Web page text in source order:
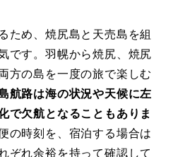
ため、焼尻島と天売島を組
です。羽幌から焼尻、焼尻
方の島を一度の旅で楽しむ
航路は海の状況や天候に左
で欠航となることもありま
の時刻を、宿泊する場合は
ぞれ余裕を持って確認して